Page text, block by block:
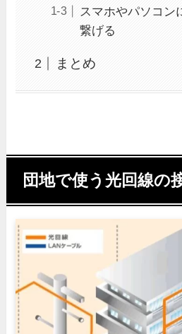
スマホやパソコン
繋げる
まとめ
団地で使う光回線の